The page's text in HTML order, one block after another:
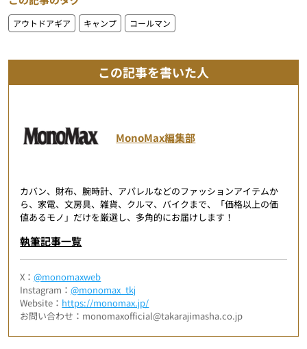
アウトドアギア キャンプ コールマン
この記事を書いた人
MonoMax編集部
カバン、財布、腕時計、アパレルなどのファッションアイテムか
ら、家電、文房具、雑貨、クルマ、バイクまで、「価格以上の価
値あるモノ」だけを厳選し、多角的にお届けします！
執筆記事一覧
X：@monomaxweb
Instagram：@monomax_tkj
Website： https://monomax.jp/
お問い合わせ：monomaxofficial@takarajimasha.co.jp